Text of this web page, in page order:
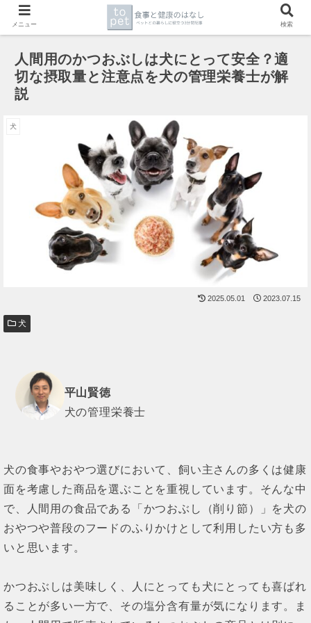
人間用のかつおぶしは犬にとって安全？適
切な摂取量と注意点を犬の管理栄養士が解
説
犬
2025.05.01 2023.07.15
犬
平山賢徳
犬の管理栄養士
犬の食事やおやつ選びにおいて、飼い主さんの多くは健康
面を考慮した商品を選ぶことを重視しています。そんな中
で、人間用の食品である「かつおぶし（削り節）」を犬の
おやつや普段のフードのふりかけとして利用したい方も多
いと思います。
かつおぶしは美味しく、人にとっても犬にとっても喜ばれ
ることが多い一方で、その塩分含有量が気になります。ま
メニュー 検索